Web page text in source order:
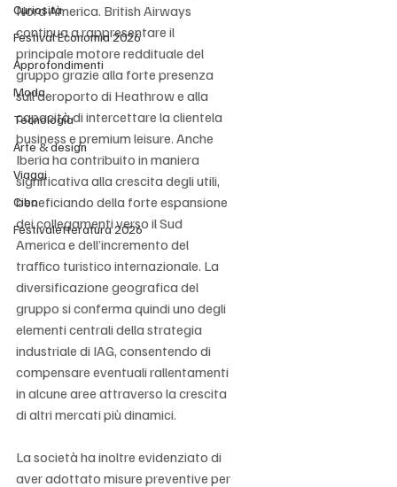
Curiosità
Festival Economia 2026
Approfondimenti
Moda
Tecnologia
Arte & design
Viaggi
Cibo
Festivaletteratura 2026
Nord America. British Airways
continua a rappresentare il
principale motore reddituale del
gruppo grazie alla forte presenza
sull’aeroporto di Heathrow e alla
capacità di intercettare la clientela
business e premium leisure. Anche
Iberia ha contribuito in maniera
significativa alla crescita degli utili,
beneficiando della forte espansione
dei collegamenti verso il Sud
America e dell’incremento del
traffico turistico internazionale. La
diversificazione geografica del
gruppo si conferma quindi uno degli
elementi centrali della strategia
industriale di IAG, consentendo di
compensare eventuali rallentamenti
in alcune aree attraverso la crescita
di altri mercati più dinamici.
La società ha inoltre evidenziato di
aver adottato misure preventive per